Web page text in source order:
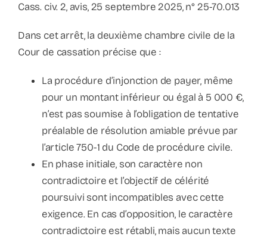
Podcast
Cass. civ. 2, avis, 25 septembre 2025, n° 25-70.013
Dans cet arrêt, la deuxième chambre civile de la
Cour de cassation précise que :
La procédure d’injonction de payer, même
pour un montant inférieur ou égal à 5 000 €,
n’est pas soumise à l’obligation de tentative
préalable de résolution amiable prévue par
l’article 750-1 du Code de procédure civile.
En phase initiale, son caractère non
contradictoire et l’objectif de célérité
poursuivi sont incompatibles avec cette
exigence. En cas d’opposition, le caractère
contradictoire est rétabli, mais aucun texte